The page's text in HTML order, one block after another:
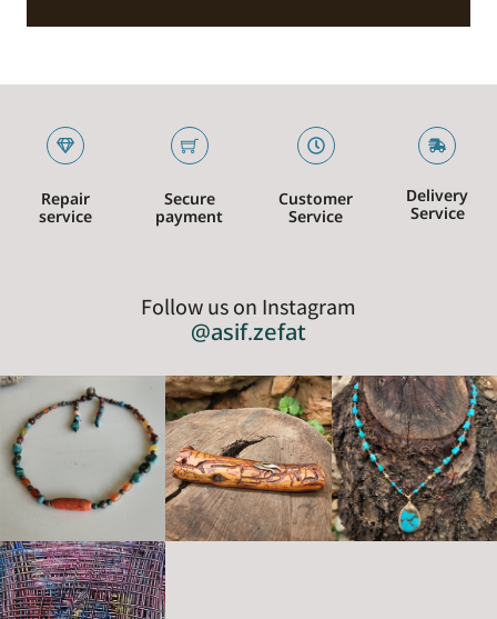
Repair
service
Secure
payment
Customer
Service
Delivery
Service
Follow us on Instagram
@asif.zefat